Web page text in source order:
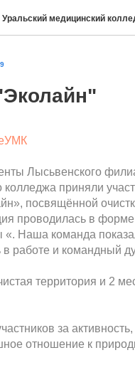
Уральский медицинский
Лысьвенского
колледжа приняли
посвящённой
проводилась в форме
«. Наша команда
в работе и командный
территория и 2
за активность,
отношение к